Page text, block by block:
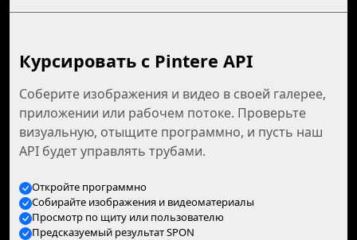
Курсировать с Pintere API
Соберите изображения и видео в своей галерее,
приложении или рабочем потоке. Проверьте
визуальную, отыщите программно, и пусть наш
API будет управлять трубами.
Откройте программно
Собирайте изображения и видеоматериалы
Просмотр по щиту или пользователю
Предсказуемый результат SPON